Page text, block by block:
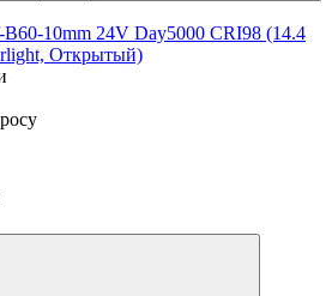
B60-10mm 24V Day5000 CRI98 (14.4
Открытый)